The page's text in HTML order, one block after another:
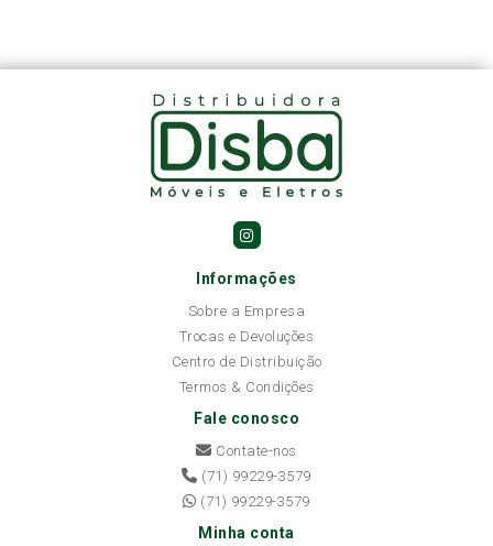
Informações
Sobre a Empresa
Trocas e Devoluções
Centro de Distribuição
Termos & Condições
Fale conosco
Contate-nos
(71) 99229-3579
(71) 99229-3579
Minha conta